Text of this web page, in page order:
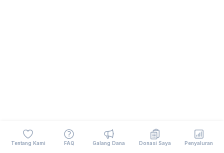
Tentang Kami FAQ Galang Dana Donasi Saya Penyaluran